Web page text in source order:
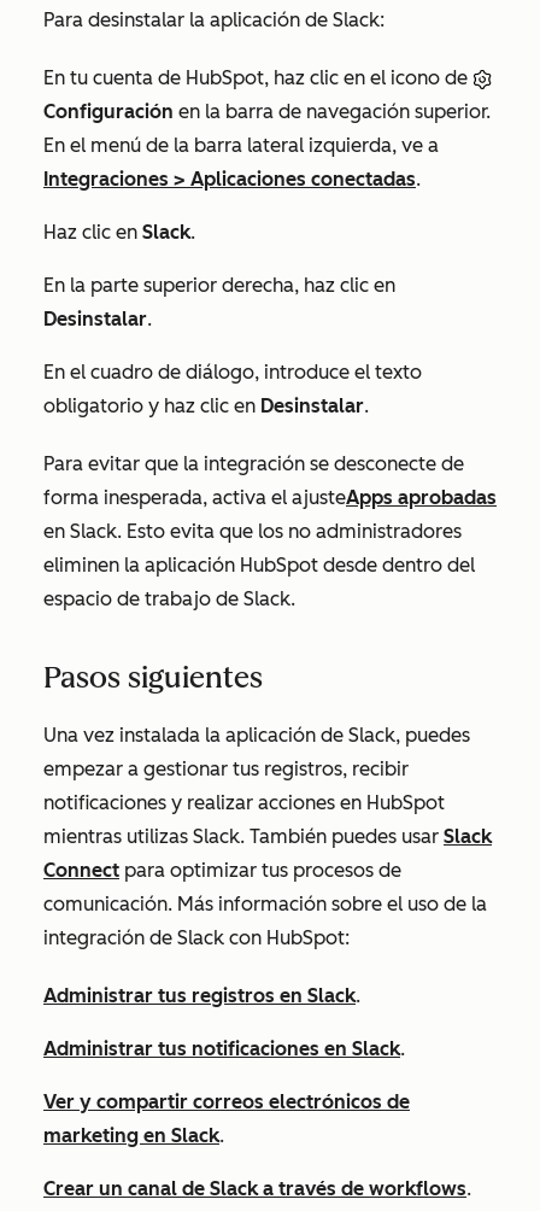
Para desinstalar la aplicación de Slack:
En tu cuenta de HubSpot, haz clic en el icono de
Configuración en la barra de navegación superior.
En el menú de la barra lateral izquierda, ve a
Integraciones > Aplicaciones conectadas.
Haz clic en Slack.
En la parte superior derecha, haz clic en
Desinstalar.
En el cuadro de diálogo, introduce el texto
obligatorio y haz clic en Desinstalar.
Para evitar que la integración se desconecte de
forma inesperada, activa el ajusteApps aprobadas
en Slack. Esto evita que los no administradores
eliminen la aplicación HubSpot desde dentro del
espacio de trabajo de Slack.
Pasos siguientes
Una vez instalada la aplicación de Slack, puedes
empezar a gestionar tus registros, recibir
notificaciones y realizar acciones en HubSpot
mientras utilizas Slack. También puedes usar Slack
Connect para optimizar tus procesos de
comunicación. Más información sobre el uso de la
integración de Slack con HubSpot:
Administrar tus registros en Slack.
Administrar tus notificaciones en Slack.
Ver y compartir correos electrónicos de
marketing en Slack.
Crear un canal de Slack a través de workflows.